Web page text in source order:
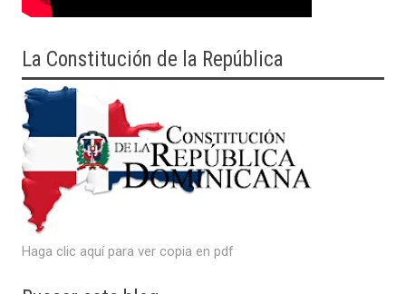
La Constitución de la República
Haga clic aquí para ver copia en pdf